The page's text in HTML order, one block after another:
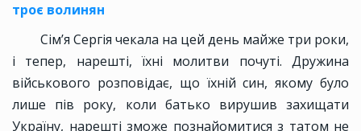
троє волинян
Сімʼя Сергія чекала на цей день майже три роки,
і тепер, нарешті, їхні молитви почуті. Дружина
військового розповідає, що їхній син, якому було
лише пів року, коли батько вирушив захищати
Україну, нарешті зможе познайомитися з татом не